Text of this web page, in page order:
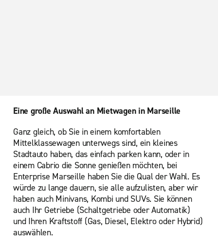
Eine große Auswahl an Mietwagen in Marseille
Ganz gleich, ob Sie in einem komfortablen
Mittelklassewagen unterwegs sind, ein kleines
Stadtauto haben, das einfach parken kann, oder in
einem Cabrio die Sonne genießen möchten, bei
Enterprise Marseille haben Sie die Qual der Wahl. Es
würde zu lange dauern, sie alle aufzulisten, aber wir
haben auch Minivans, Kombi und SUVs. Sie können
auch Ihr Getriebe (Schaltgetriebe oder Automatik)
und Ihren Kraftstoff (Gas, Diesel, Elektro oder Hybrid)
auswählen.